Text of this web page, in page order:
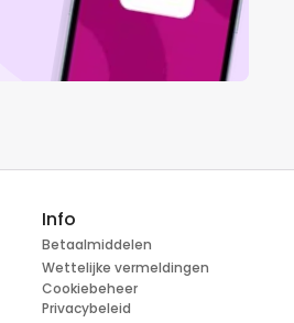
Info
Betaalmiddelen
Wettelijke vermeldingen
Cookiebeheer
Privacybeleid